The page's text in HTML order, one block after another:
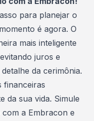
para planejar o
é agora. O
mais inteligente
juros e
da cerimônia.
financeiras
da sua vida. Simule
a Embracon e